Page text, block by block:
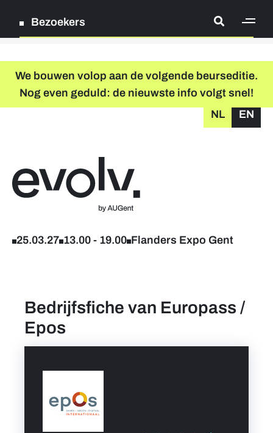
Bezoekers
Log in
Registreer
Deelnemende bedrijven
Verder studeren & levenslang leren
Vind een job
Praktische info bezoekers
Persoonlijk programma
Hoofdpartners
We bouwen volop aan de volgende beurseditie.
Nog even geduld: de nieuwste info volgt snel!
NL
EN
25.03.27 13.00 - 19.00 Flanders Expo Gent
Bedrijfsfiche van Europass /
Epos